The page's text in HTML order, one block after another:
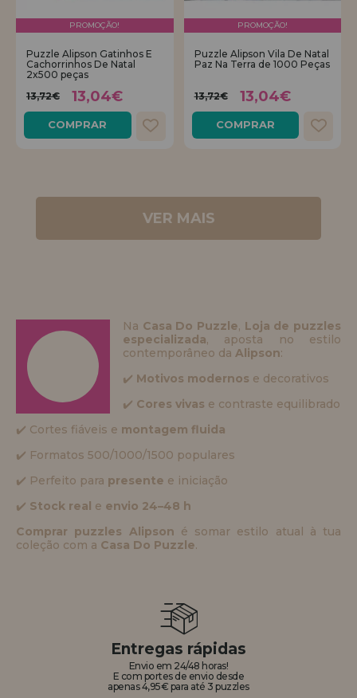
PROMOÇÃO!
Puzzle Alipson Gatinhos E
Cachorrinhos De Natal
2x500 peças
13,72€
13,04€
COMPRAR
PROMOÇÃO!
Puzzle Alipson Vila De Natal
Paz Na Terra de 1000 Peças
13,72€ 13,04€
COMPRAR
VER MAIS
Na Casa Do Puzzle, Loja de puzzles
especializada, aposta no estilo
contemporâneo da Alipson:
✔️ Motivos modernos e decorativos
✔️ Cores vivas e contraste equilibrado
✔️ Cortes fiáveis e montagem fluida
✔️ Formatos 500/1000/1500 populares
✔️ Perfeito para presente e iniciação
✔️ Stock real e envio 24–48 h
Comprar puzzles Alipson é somar estilo atual à tua
coleção com a Casa Do Puzzle.
Entregas rápidas
Envio em 24/48 horas!
E com portes de envio desde
apenas 4,95€ para até 3 puzzles